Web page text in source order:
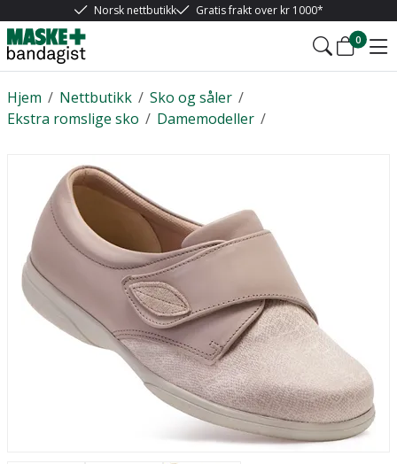
Norsk nettbutikk Gratis frakt over kr 1000*
0
/
Hjem /
Nettbutikk /
Sko og såler
/
Ekstra romslige sko /
Damemodeller